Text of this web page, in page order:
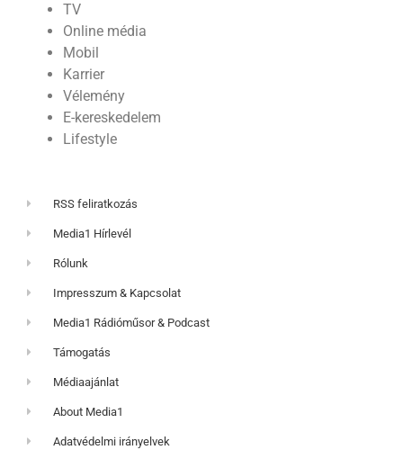
TV
Online média
Mobil
Karrier
Vélemény
E-kereskedelem
Lifestyle
RSS feliratkozás
Media1 Hírlevél
Rólunk
Impresszum & Kapcsolat
Media1 Rádióműsor & Podcast
Támogatás
Médiaajánlat
About Media1
Adatvédelmi irányelvek